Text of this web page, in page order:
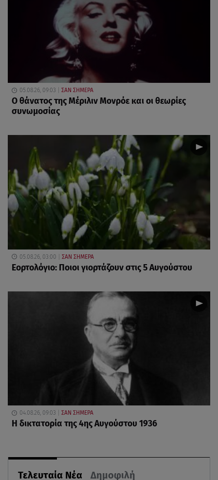
Τελευταία Νέα Δημοφιλή
05.08.26, 09:03 ΣΑΝ ΣΗΜΕΡΑ
O θάνατος της Μέριλιν Μονρόε και οι θεωρίες
συνωμοσίας
05.08.26, 03:00 ΣΑΝ ΣΗΜΕΡΑ
Εορτολόγιο: Ποιοι γιορτάζουν στις 5 Αυγούστου
04.08.26, 09:03 ΣΑΝ ΣΗΜΕΡΑ
Η δικτατορία της 4ης Αυγούστου 1936